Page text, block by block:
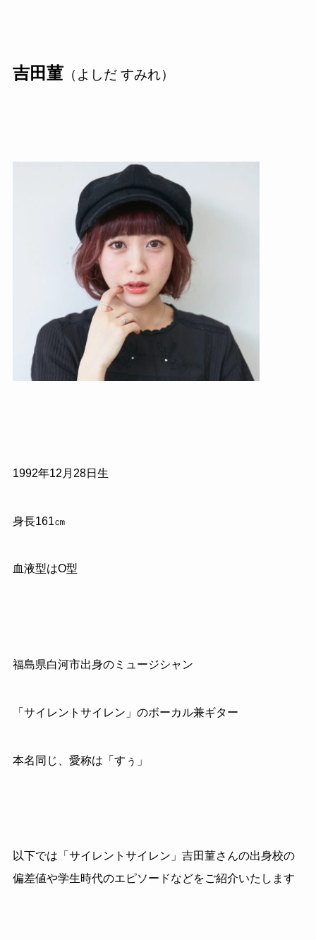
吉田菫 （よしだ すみれ）
1992年12月28日生
身長161㎝
血液型はO型
福島県白河市出身のミュージシャン
「サイレントサイレン」のボーカル兼ギター
本名同じ、愛称は「すぅ」
以下では「サイレントサイレン」吉田菫さんの出身校の
偏差値や学生時代のエピソードなどをご紹介いたします